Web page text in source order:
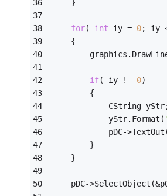
	}
for( int iy = 0; iy
	{
if( iy != 0)
		{
CString
			yStr.Format(
pDC-
		}
	}
pDC-